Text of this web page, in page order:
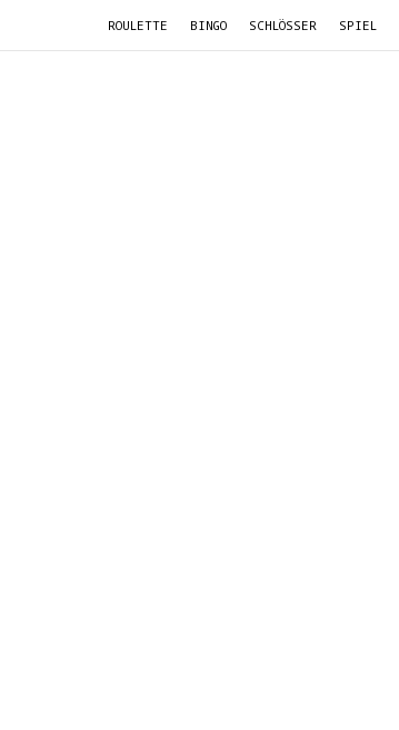
ROULETTE BINGO SCHLÖSSER SPIEL